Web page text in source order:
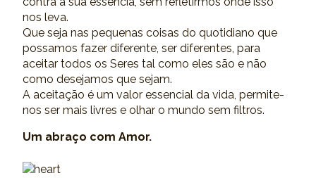
nos leva.
Que seja nas pequenas coisas do quotidiano que
possamos fazer diferente, ser diferentes, para
aceitar todos os Seres tal como eles são e não
como desejamos que sejam.
A aceitação é um valor essencial da vida, permite-
nos ser mais livres e olhar o mundo sem filtros.
Um abraço com Amor.